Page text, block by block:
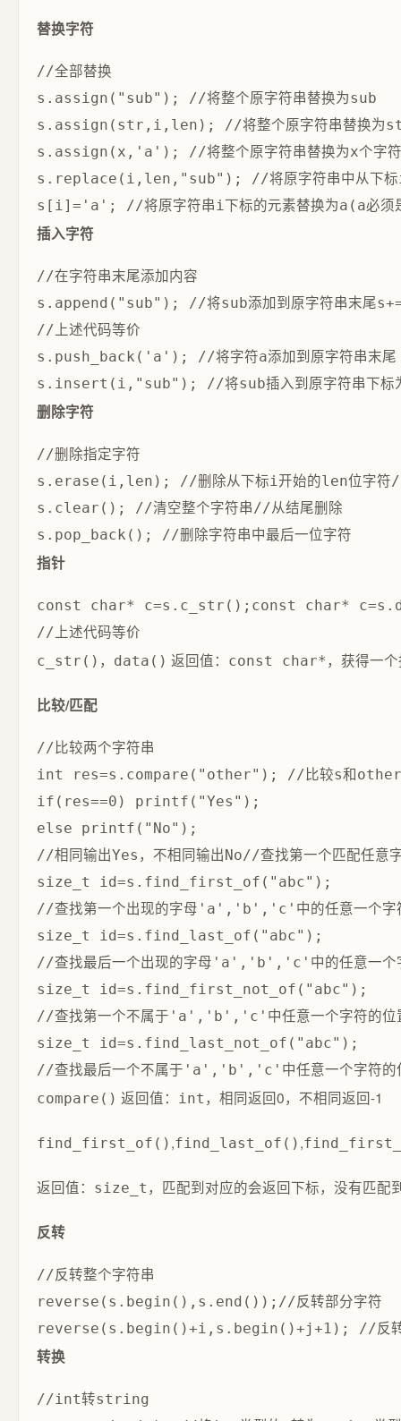
替换字符
//全部替换
s.assign("sub"); //将整个原字符串替换为sub
s.assign(str,i,len); //将整个原字符串替换为str
s.assign(x,'a'); //将整个原字符串替换为x个字符
s.replace(i,len,"sub"); //将原字符串中从下标i
插入字符
//在字符串末尾添加内容
s.append("sub"); //将sub添加到原字符串末尾
//上述代码等价
s.push_back('a'); //将字符a添加到原字符串末尾
删除字符
//删除指定字符
s.erase(i,len); //删除从下标i开始的len位字符//
s.clear(); //清空整个字符串//从结尾删除
指针
const char* c=s.c_str();const char*
c_str() ， data() 返回值： const char* ，获得一
比较/匹配
//比较两个字符串
int res=s.compare("other"); //比较s和other
if(res==0) printf("Yes");
else printf("No");
//相同输出Yes，不相同输出No//查找第一个匹配任意
size_t id=s.find_first_of("abc");
//查找第一个出现的字母'a','b','c'中的任意一个字符
size_t id=s.find_last_of("abc");
//查找最后一个出现的字母'a','b','c'中的任意一个字
size_t id=s.find_first_not_of("abc");
//查找第一个不属于'a','b','c'中任意一个字符的位置//
size_t id=s.find_last_not_of("abc");
compare() 返回值： int ，相同返回0，不相同返回-1
find_first_of() ,find_last_of() ,
返回值： size_t ，匹配到对应的会返回下标，没有匹配
反转
//反转整个字符串
reverse(s.begin(),s.end());//反转部分字符
转换
//int转string